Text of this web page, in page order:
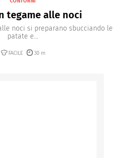
tegame alle noci
noci si preparano sbucciando le
patate e...
FACILE 30 m